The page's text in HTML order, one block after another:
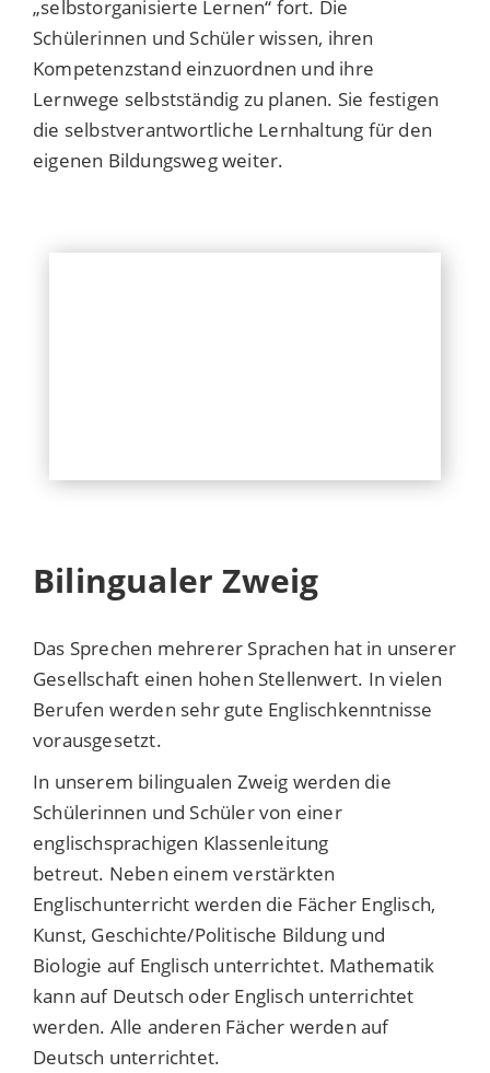
„selbstorganisierte Lernen“ fort. Die
Schülerinnen und Schüler wissen, ihren
Kompetenzstand einzuordnen und ihre
Lernwege selbstständig zu planen. Sie festigen
die selbstverantwortliche Lernhaltung für den
eigenen Bildungsweg weiter.
Bilingualer Zweig
Das Sprechen mehrerer Sprachen hat in unserer
Gesellschaft einen hohen Stellenwert. In vielen
Berufen werden sehr gute Englischkenntnisse
vorausgesetzt.
In unserem bilingualen Zweig werden die
Schülerinnen und Schüler von einer
englischsprachigen Klassenleitung
betreut. Neben einem verstärkten
Englischunterricht werden die Fächer Englisch,
Kunst, Geschichte/Politische Bildung und
Biologie auf Englisch unterrichtet. Mathematik
kann auf Deutsch oder Englisch unterrichtet
werden. Alle anderen Fächer werden auf
Deutsch unterrichtet.